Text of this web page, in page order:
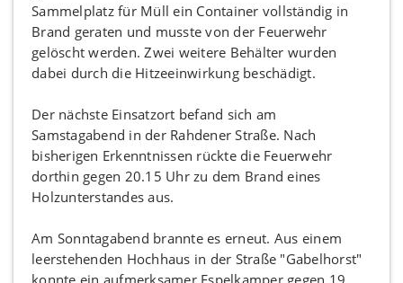
Sammelplatz für Müll ein Container vollständig in
Brand geraten und musste von der Feuerwehr
gelöscht werden. Zwei weitere Behälter wurden
dabei durch die Hitzeeinwirkung beschädigt.
Der nächste Einsatzort befand sich am
Samstagabend in der Rahdener Straße. Nach
bisherigen Erkenntnissen rückte die Feuerwehr
dorthin gegen 20.15 Uhr zu dem Brand eines
Holzunterstandes aus.
Am Sonntagabend brannte es erneut. Aus einem
leerstehenden Hochhaus in der Straße "Gabelhorst"
konnte ein aufmerksamer Espelkamper gegen 19